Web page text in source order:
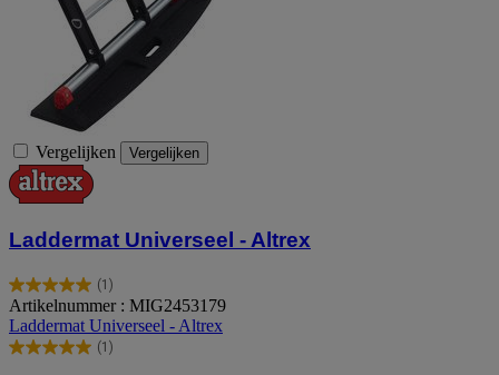
Vergelijken Vergelijken
Laddermat Universeel - Altrex
(1)
5.0
van
de
5
Artikelnummer : MIG2453179
Laddermat Universeel - Altrex
(1)
5.0